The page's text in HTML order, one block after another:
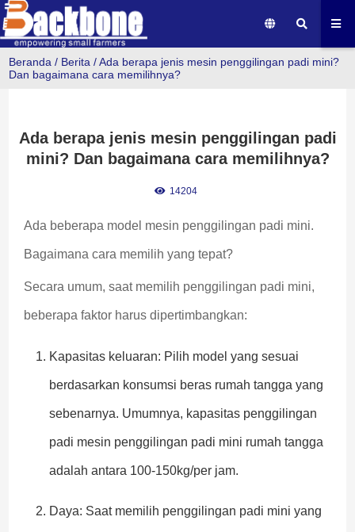
Beranda / Berita /Ada berapa jenis mesin penggilingan padi mini?
Dan bagaimana cara memilihnya?
Ada berapa jenis mesin penggilingan padi
mini? Dan bagaimana cara memilihnya?
14204
Ada beberapa model mesin penggilingan padi mini.
Bagaimana cara memilih yang tepat?
Secara umum, saat memilih penggilingan padi mini,
beberapa faktor harus dipertimbangkan:
Kapasitas keluaran: Pilih model yang sesuai
berdasarkan konsumsi beras rumah tangga yang
sebenarnya. Umumnya, kapasitas penggilingan
padi mesin penggilingan padi mini rumah tangga
adalah antara 100-150kg/per jam.
Daya: Saat memilih penggilingan padi mini yang